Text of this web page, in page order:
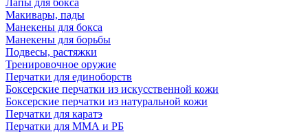
Лапы для бокса
Макивары, пады
Манекены для бокса
Манекены для борьбы
Подвесы, растяжки
Тренировочное оружие
Перчатки для единоборств
Боксерские перчатки из искусственной кожи
Боксерские перчатки из натуральной кожи
Перчатки для каратэ
Перчатки для ММА и РБ